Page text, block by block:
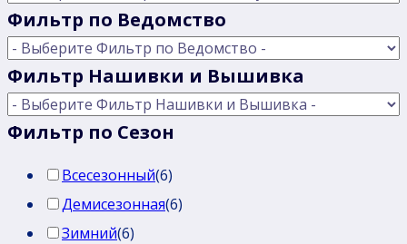
Фильтр по Ведомство
Фильтр Нашивки и Вышивка
Фильтр по Сезон
Всесезонный(6)
Демисезонная(6)
Зимний(6)